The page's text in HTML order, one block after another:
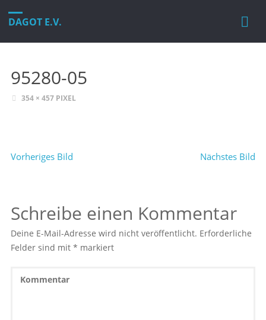
DAGOT E.V.
95280-05
VOLLE354 × 457 PIXEL
Vorheriges Bild Nächstes Bild
Schreibe einen Kommentar
Deine E-Mail-Adresse wird nicht veröffentlicht. Erforderliche
Felder sind mit * markiert